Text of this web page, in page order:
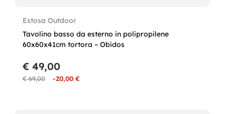
Estosa Outdoor
Tavolino basso da esterno in polipropilene
60x60x41cm tortora – Obidos
€ 69,00 -20,00 €
€ 49,00